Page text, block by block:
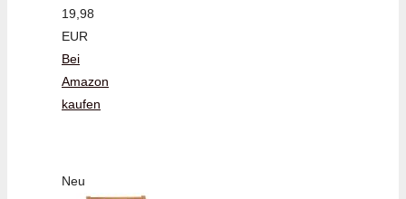
19,98
EUR
Bei
Amazon
kaufen
Neu